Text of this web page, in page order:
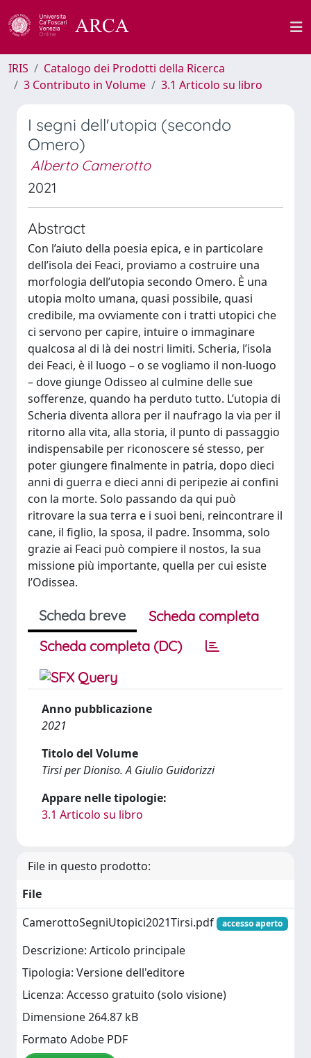
IRIS
Catalogo dei Prodotti della Ricerca
3 Contributo in Volume
3.1 Articolo su libro
I segni dell'utopia (secondo
Omero)
Alberto Camerotto
2021
Abstract
Con l’aiuto della poesia epica, e in particolare
dell’isola dei Feaci, proviamo a costruire una
morfologia dell’utopia secondo Omero. È una
utopia molto umana, quasi possibile, quasi
credibile, ma ovviamente con i tratti utopici che
ci servono per capire, intuire o immaginare
qualcosa al di là dei nostri limiti. Scheria, l’isola
dei Feaci, è il luogo – o se vogliamo il non-luogo
– dove giunge Odisseo al culmine delle sue
sofferenze, quando ha perduto tutto. L’utopia di
Scheria diventa allora per il naufrago la via per il
ritorno alla vita, alla storia, il punto di passaggio
indispensabile per riconoscere sé stesso, per
poter giungere finalmente in patria, dopo dieci
anni di guerra e dieci anni di peripezie ai confini
con la morte. Solo passando da qui può
ritrovare la sua terra e i suoi beni, reincontrare il
cane, il figlio, la sposa, il padre. Insomma, solo
grazie ai Feaci può compiere il nostos, la sua
missione più importante, quella per cui esiste
l’Odissea.
Scheda breve
Scheda completa
Scheda completa (DC)
Anno pubblicazione
2021
Titolo del Volume
Tirsi per Dioniso. A Giulio Guidorizzi
Appare nelle tipologie:
3.1 Articolo su libro
File in questo prodotto:
File
CamerottoSegniUtopici2021Tirsi.pdf
accesso aperto
Descrizione: Articolo principale
Tipologia: Versione dell'editore
Licenza: Accesso gratuito (solo visione)
Dimensione 264.87 kB
Formato Adobe PDF